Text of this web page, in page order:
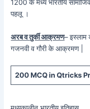
1200 के मध्य भारतीय
पहलू ।
अरब व तुर्की आक्रमण– इस्लाम
गजनवी व गौरी के आक्रमण |
200 MCQ in Qtricks